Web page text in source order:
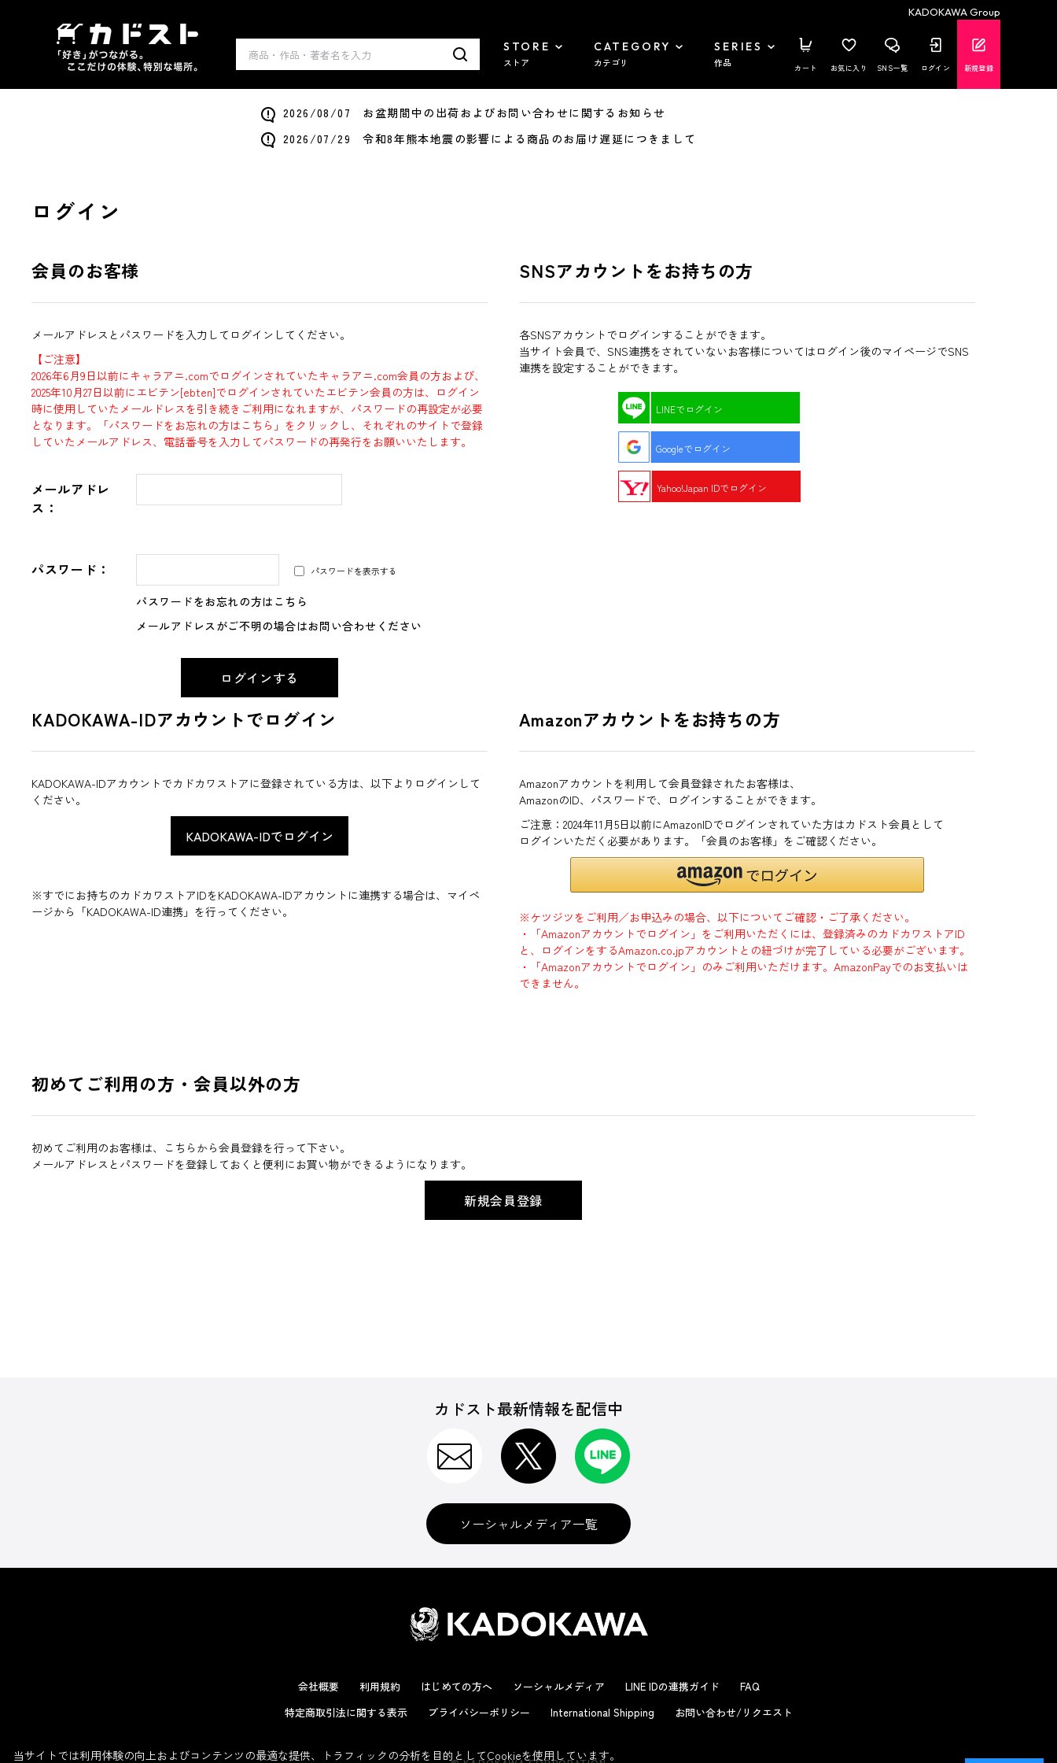
KADOKAWA Group
STORE
ストア
CATEGORY
カテゴリ
SERIES
作品 カート お気に入り SNS一覧 ログイン 新規登録
2026/08/07 お盆期間中の出荷およびお問い合わせに関するお知らせ
2026/07/29 令和8年熊本地震の影響による商品のお届け遅延につきまして
ログイン
会員のお客様
メールアドレスとパスワードを入力してログインしてください。
【ご注意】
2026年6月9日以前にキャラアニ.comでログインされていたキャラアニ.com会員の方および、
2025年10月27日以前にエビテン[ebten]でログインされていたエビテン会員の方は、ログイン
時に使用していたメールドレスを引き続きご利用になれますが、パスワードの再設定が必要
となります。「パスワードをお忘れの方はこちら」をクリックし、それぞれのサイトで登録
していたメールアドレス、電話番号を入力してパスワードの再発行をお願いいたします。
メールアドレ
ス：
パスワード： パスワードを表示する
パスワードをお忘れの方はこちら
メールアドレスがご不明の場合はお問い合わせください
KADOKAWA-IDアカウントでログイン
KADOKAWA-IDアカウントでカドカワストアに登録されている方は、以下よりログインして
ください。
※すでにお持ちのカドカワストアIDをKADOKAWA-IDアカウントに連携する場合は、マイペ
ージから「KADOKAWA-ID連携」を行ってください。
SNSアカウントをお持ちの方
各SNSアカウントでログインすることができます。
当サイト会員で、SNS連携をされていないお客様についてはログイン後のマイページでSNS
連携を設定することができます。
LINEでログイン
Googleでログイン
Yahoo!Japan IDでログイン
Amazonアカウントをお持ちの方
Amazonアカウントを利用して会員登録されたお客様は、
AmazonのID、パスワードで、ログインすることができます。
ご注意：2024年11月5日以前にAmazonIDでログインされていた方はカドスト会員として
ログインいただく必要があります。「会員のお客様」をご確認ください。
※ケツジツをご利用／お申込みの場合、以下についてご確認・ご了承ください。
・「Amazonアカウントでログイン」をご利用いただくには、登録済みのカドカワストアID
と、ログインをするAmazon.co.jpアカウントとの紐づけが完了している必要がございます。
・「Amazonアカウントでログイン」のみご利用いただけます。AmazonPayでのお支払いは
できません。
初めてご利用の方・会員以外の方
初めてご利用のお客様は、こちらから会員登録を行って下さい。
メールアドレスとパスワードを登録しておくと便利にお買い物ができるようになります。
カドスト最新情報を配信中
ソーシャルメディア一覧
会社概要 利用規約 はじめての方へ ソーシャルメディア LINE IDの連携ガイド
FAQ
特定商取引法に関する表示
プライバシーポリシー International Shipping お問い合わせ/リクエスト
当サイトでは利用体験の向上およびコンテンツの最適な提供、トラフィックの分析を目的としてCookieを使用しています。